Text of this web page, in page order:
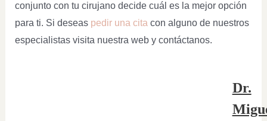
conjunto con tu cirujano decide cuál es la mejor opción
para ti. Si deseas pedir una cita con alguno de nuestros
especialistas visita nuestra web y contáctanos.
Dr.